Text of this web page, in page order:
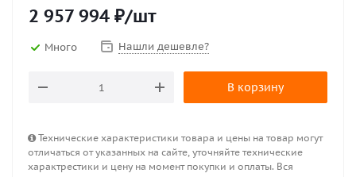
2 957 994 ₽/шт
Много Нашли дешевле?
В корзину
Технические характеристики товара и цены на товар могут
отличаться от указанных на сайте, уточняйте технические
характрестики и цену на момент покупки и оплаты. Вся